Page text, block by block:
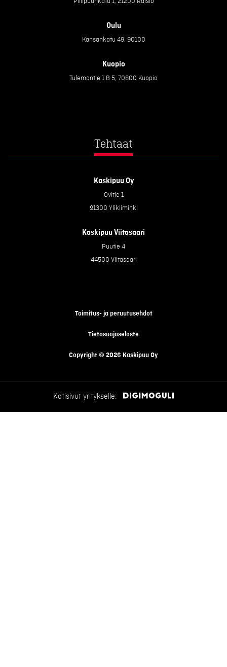
Oulu
Kansankatu 49, 90100
Kuopio
Tulemantie 1 B 5, 70800 Kuopio
Tehtaat
Kaskipuu Oy
Ovitie 1
91300 Ylikiiminki
Kaskipuu Viitasaari
Puutie 4
44500 Viitasaari
Copyright © 2026 Kaskipuu Oy
Tietosuojaseloste
Toimitus- ja peruutusehdot
Kotisivut yritykselle: